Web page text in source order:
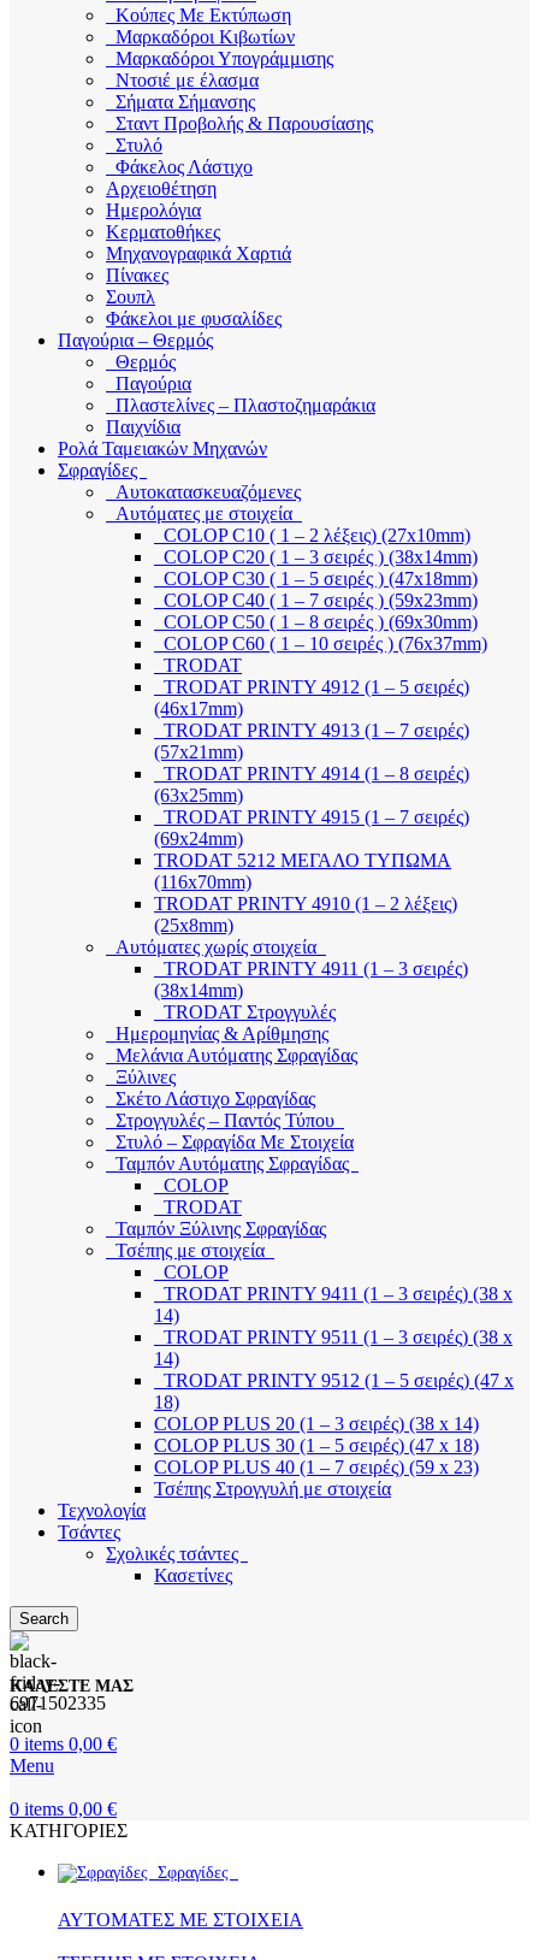
Κούπες Με Εκτύπωση
Μαρκαδόροι Κιβωτίων
Μαρκαδόροι Υπογράμμισης
Ντοσιέ με έλασμα
Σήματα Σήμανσης
Σταντ Προβολής & Παρουσίασης
Στυλό
Φάκελος Λάστιχο
Αρχειοθέτηση
Ημερολόγια
Κερματοθήκες
Μηχανογραφικά Χαρτιά
Πίνακες
Σουπλ
Φάκελοι με φυσαλίδες
Παγούρια – Θερμός
Θερμός
Παγούρια
Πλαστελίνες – Πλαστοζημαράκια
Παιχνίδια
Ρολά Ταμειακών Μηχανών
Σφραγίδες
Αυτοκατασκευαζόμενες
Αυτόματες με στοιχεία
COLOP C10 ( 1 – 2 λέξεις) (27x10mm)
COLOP C20 ( 1 – 3 σειρές ) (38x14mm)
COLOP C30 ( 1 – 5 σειρές ) (47x18mm)
COLOP C40 ( 1 – 7 σειρές ) (59x23mm)
COLOP C50 ( 1 – 8 σειρές ) (69x30mm)
COLOP C60 ( 1 – 10 σειρές ) (76x37mm)
TRODAT
TRODAT PRINTY 4912 (1 – 5 σειρές)
(46x17mm)
TRODAT PRINTY 4913 (1 – 7 σειρές)
(57x21mm)
TRODAT PRINTY 4914 (1 – 8 σειρές)
(63x25mm)
TRODAT PRINTY 4915 (1 – 7 σειρές)
(69x24mm)
TRODAT 5212 ΜΕΓΑΛΟ ΤΥΠΩΜΑ
(116x70mm)
TRODAT PRINTY 4910 (1 – 2 λέξεις)
(25x8mm)
Αυτόματες χωρίς στοιχεία
TRODAT PRINTY 4911 (1 – 3 σειρές)
(38x14mm)
TRODAT Στρογγυλές
Ημερομηνίας & Αρίθμησης
Μελάνια Αυτόματης Σφραγίδας
Ξύλινες
Σκέτο Λάστιχο Σφραγίδας
Στρογγυλές – Παντός Τύπου
Στυλό – Σφραγίδα Με Στοιχεία
Ταμπόν Αυτόματης Σφραγίδας
COLOP
TRODAT
Ταμπόν Ξύλινης Σφραγίδας
Τσέπης με στοιχεία
COLOP
TRODAT PRINTY 9411 (1 – 3 σειρές) (38 x
14)
TRODAT PRINTY 9511 (1 – 3 σειρές) (38 x
14)
TRODAT PRINTY 9512 (1 – 5 σειρές) (47 x
18)
COLOP PLUS 20 (1 – 3 σειρές) (38 x 14)
COLOP PLUS 30 (1 – 5 σειρές) (47 x 18)
COLOP PLUS 40 (1 – 7 σειρές) (59 x 23)
Τσέπης Στρογγυλή με στοιχεία
Τεχνολογία
Τσάντες
Σχολικές τσάντες
Κασετίνες
Search
ΚΑΛΕΣΤΕ ΜΑΣ
6971502335
0 items 0,00 €
Menu
0 items 0,00 €
ΚΑΤΗΓΟΡΙΕΣ
Σφραγίδες
ΑΥΤΟΜΑΤΕΣ ΜΕ ΣΤΟΙΧΕΙΑ